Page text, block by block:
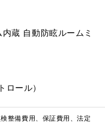
蔵 自動防眩ルームミ
ール）
整備費用、保証費用、法定